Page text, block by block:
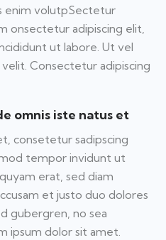
enim volutpSectetur
onsectetur adipiscing elit,
ut labore. Ut vel
Consectetur adipiscing
omnis iste natus et
consetetur sadipscing
tempor invidunt ut
erat, sed diam
et justo duo dolores
gubergren, no sea
ipsum dolor sit amet.